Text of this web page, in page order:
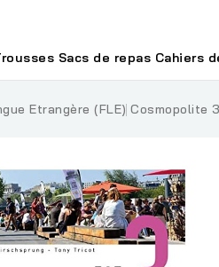
Sacs de repas Cahiers
Etrangère (FLE) Cosmopolite